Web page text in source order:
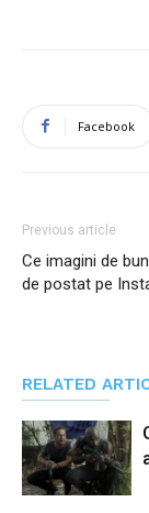
Facebook
Previous article
Ce imagini de
de postat pe
RELATED